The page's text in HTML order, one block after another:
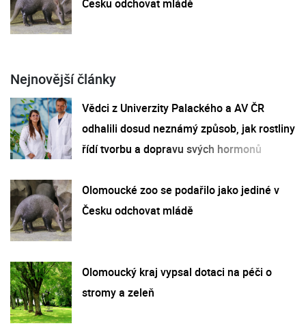
Česku odchovat mládě
Nejnovější články
Vědci z Univerzity Palackého a AV ČR
odhalili dosud neznámý způsob, jak rostliny
řídí tvorbu a dopravu svých hormonů
Olomoucké zoo se podařilo jako jediné v
Česku odchovat mládě
Olomoucký kraj vypsal dotaci na péči o
stromy a zeleň